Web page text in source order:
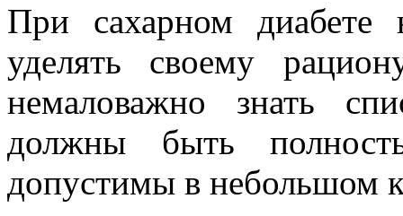
При сахарном диабете
уделять своему
немаловажно знать
должны быть
допустимы в небольшом